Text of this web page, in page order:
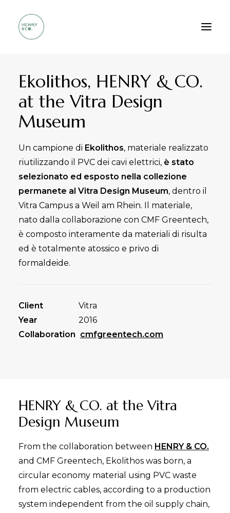
Who we are
Services
Method
FAQ
Contacts
Ekolithos, HENRY & CO.
at the Vitra Design
Museum
Un campione di Ekolithos, materiale realizzato
riutilizzando il PVC dei cavi elettrici, è stato
selezionato ed esposto nella collezione
permanete al Vitra Design Museum, dentro il
Vitra Campus a Weil am Rhein. Il materiale,
nato dalla collaborazione con CMF Greentech,
è composto interamente da materiali di risulta
ed è totalmente atossico e privo di
formaldeide.
Client
Vitra
Year
2016
Collaboration cmfgreentech.com
HENRY & CO. at the Vitra
Design Museum
From the collaboration between HENRY & CO.
and CMF Greentech, Ekolithos was born, a
circular economy material using PVC waste
from electric cables, according to a production
system independent from the oil supply chain,